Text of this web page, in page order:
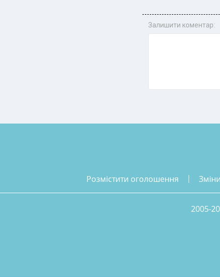
Залишити коментар:
розмістити оголошення
2005-